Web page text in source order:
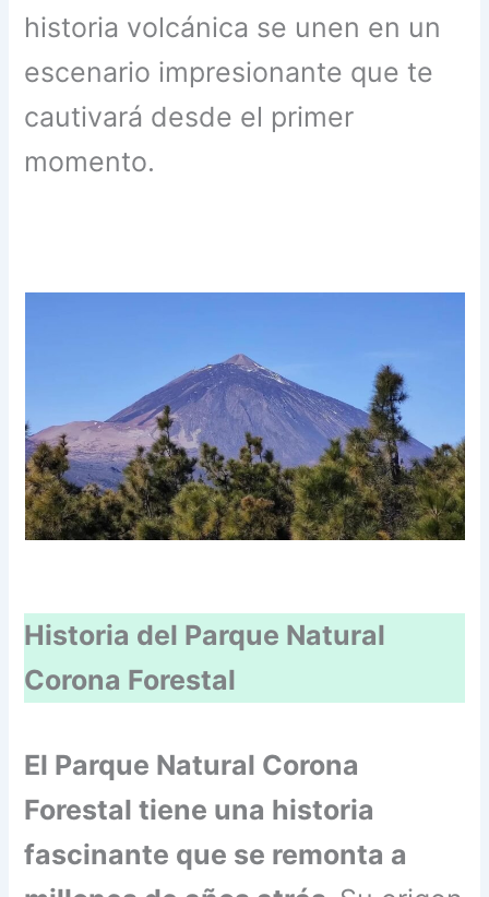
historia volcánica se unen en un
escenario impresionante que te
cautivará desde el primer
momento.
Historia del Parque Natural
Corona Forestal
El Parque Natural Corona
Forestal tiene una historia
fascinante que se remonta a